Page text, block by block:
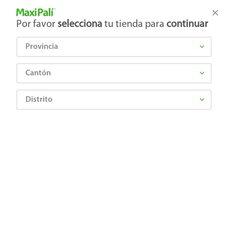
Tienda Maxi Palí
Por favor selecciona tu tienda para continuar
Provincia
Cantón
Distrito